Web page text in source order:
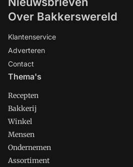
Over Bakkerswereld
Klantenservice
Adverteren
Contact
Thema's
Recepten
Bakkerij
Winkel
Mensen
Ondernemen
Assortiment